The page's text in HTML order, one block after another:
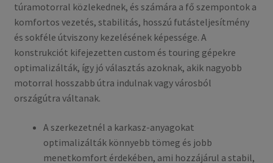
túramotorral közlekednek, és számára a fő szempontok a
komfortos vezetés, stabilitás, hosszú futásteljesítmény
és sokféle útviszony kezelésének képessége. A
konstrukciót kifejezetten custom és touring gépekre
optimalizálták, így jó választás azoknak, akik nagyobb
motorral hosszabb útra indulnak vagy városból
országútra váltanak.
A szerkezetnél a karkasz-anyagokat
optimalizálták könnyebb tömeg és jobb
menetkomfort érdekében, ami hozzájárul a stabil,